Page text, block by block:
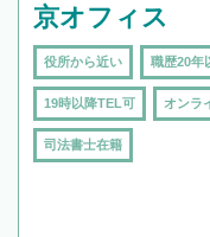
京オフィス
役所から近い 職歴20年
19時以降TEL可 オンラ
司法書士在籍